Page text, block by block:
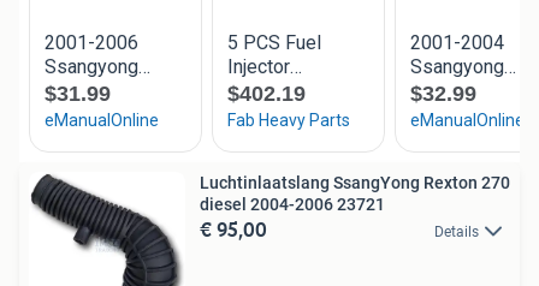
Luchtinlaatslang SsangYong Rexton 270
diesel 2004-2006 23721
€ 95,00 Details